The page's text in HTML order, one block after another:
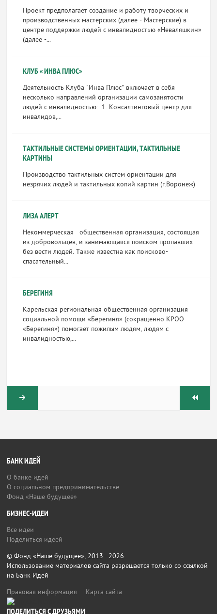
Проект предполагает создание и работу творческих и
производственных мастерских (далее - Мастерские) в
центре поддержки людей с инвалидностью «Неваляшкин»
(далее -...
КЛУБ « ИНВА ПЛЮС»
Деятельность Клуба "Инва Плюс" включает в себя
несколько направлений организации самозанятости
людей с инвалидностью: 1. Консалтинговый центр для
инвалидов,...
ТАКТИЛЬНЫЕ СИСТЕМЫ ОРИЕНТАЦИИ, ТАКТИЛЬНЫЕ
КАРТИНЫ
Производство тактильных систем ориентации для
незрячих людей и тактильных копий картин (г.Воронеж)
ЛИЗА АЛЕРТ
Некоммерческая общественная организация, состоящая
из добровольцев, и занимающаяся поиском пропавших
без вести людей. Также известна как поисково-
спасательный...
БЕРЕГИНЯ
Карельская региональная общественная организация
социальной помощи «Берегиня» (сокращенно КРОО
«Берегиня») помогает пожилым людям, людям с
инвалидностью,...
БАНК ИДЕЙ
О банке идей
О социальном предпринимательстве
Фонд «Наше будущее»
БИЗНЕС-ИДЕИ
Все идеи
Поделиться идеей
© Фонд «Наше будущее», 2013—2026
Использование материалов сайта разрешается только со ссылкой
на Банк Идей
Правовая информация
Карта сайта
ПОДЕЛИТЬСЯ С ДРУЗЬЯМИ